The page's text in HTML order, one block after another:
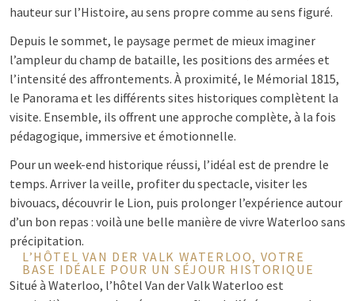
hauteur sur l’Histoire, au sens propre comme au sens figuré.
Depuis le sommet, le paysage permet de mieux imaginer
l’ampleur du champ de bataille, les positions des armées et
l’intensité des affrontements. À proximité, le Mémorial 1815,
le Panorama et les différents sites historiques complètent la
visite. Ensemble, ils offrent une approche complète, à la fois
pédagogique, immersive et émotionnelle.
Pour un week-end historique réussi, l’idéal est de prendre le
temps. Arriver la veille, profiter du spectacle, visiter les
bivouacs, découvrir le Lion, puis prolonger l’expérience autour
d’un bon repas : voilà une belle manière de vivre Waterloo sans
précipitation.
L’HÔTEL VAN DER VALK WATERLOO, VOTRE
BASE IDÉALE POUR UN SÉJOUR HISTORIQUE
Situé à Waterloo, l’hôtel Van der Valk Waterloo est